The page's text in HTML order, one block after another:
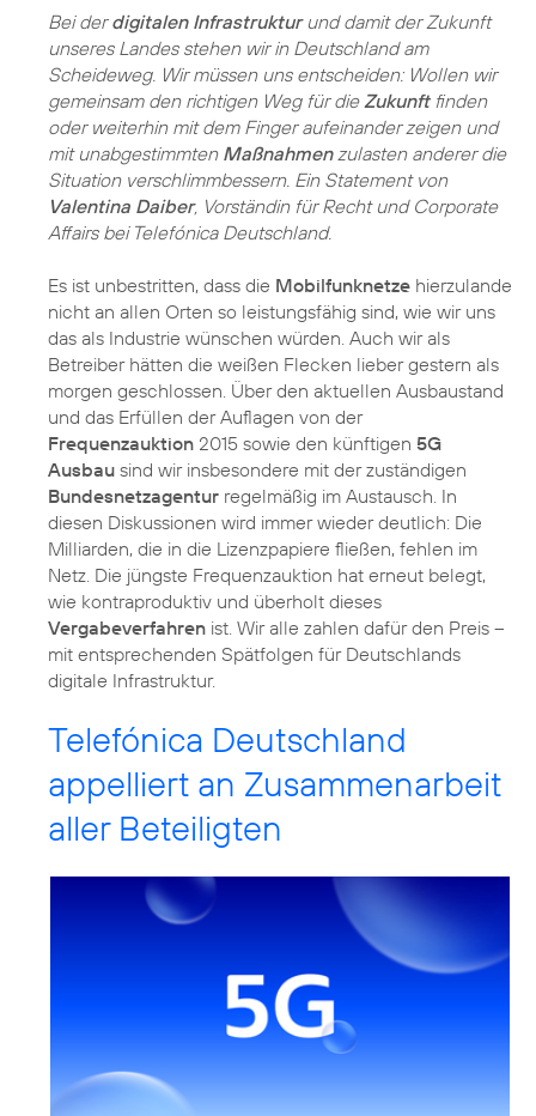
Bei derdigitalen Infrastrukturund damit der Zukunft
unseres Landes stehen wir in Deutschland am
Scheideweg. Wir müssen uns entscheiden: Wollen wir
gemeinsam den richtigen Weg für die Zukunftfinden
oder weiterhin mit dem Finger aufeinander zeigen und
mit unabgestimmten Maßnahmenzulasten anderer die
Situation verschlimmbessern. Ein Statement von
Valentina Daiber, Vorständin für Recht und Corporate
Affairs bei Telefónica Deutschland.
Es ist unbestritten, dass die Mobilfunknetze hierzulande
nicht an allen Orten so leistungsfähig sind, wie wir uns
das als Industrie wünschen würden. Auch wir als
Betreiber hätten die weißen Flecken lieber gestern als
morgen geschlossen. Über den aktuellen Ausbaustand
und das Erfüllen der Auflagen von der
Frequenzauktion 2015 sowie den künftigen 5G
Ausbau sind wir insbesondere mit der zuständigen
Bundesnetzagentur regelmäßig im Austausch. In
diesen Diskussionen wird immer wieder deutlich: Die
Milliarden, die in die Lizenzpapiere fließen, fehlen im
Netz. Die jüngste Frequenzauktion hat erneut belegt,
wie kontraproduktiv und überholt dieses
Vergabeverfahren ist. Wir alle zahlen dafür den Preis –
mit entsprechenden Spätfolgen für Deutschlands
digitale Infrastruktur.
Telefónica Deutschland
appelliert an Zusammenarbeit
aller Beteiligten